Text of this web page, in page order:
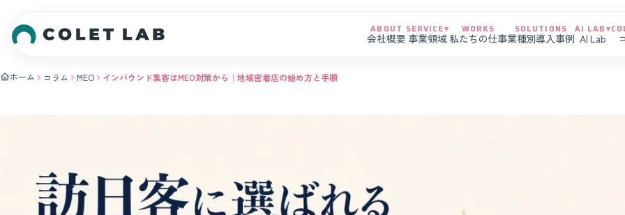
ABOUT
会社概要
SERVICE▾
事業領域
WORKS
私たちの仕事
SOLUTIONS
業種別導入事例
AI LAB▾
AI Lab
ホーム コラム MEO インバウンド集客はMEO対策から｜地域密着店の始め方と手順